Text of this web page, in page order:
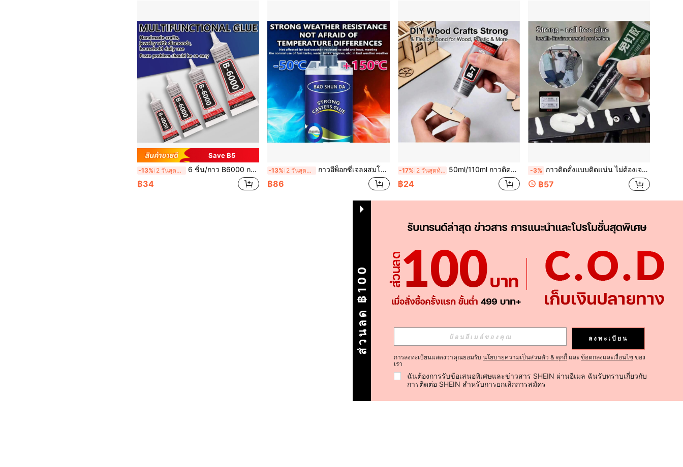
Save ฿5
-13% 2 วันสุดท้าย 6 ชิ้น/กาว B6000 กาวแห้งเร็ว ความแข็งแรงสูง มีพลังการยึดเกาะที่แข็งแรงมาก เหมาะสำหรับการซ่อมแซมและประกอบเคสโทรศัพท์ เลื่อม พลาสติก เซรามิก โลหะต่างๆ แก้ว และวัสดุอื่นๆ
฿34
-13% 2 วันสุดท้าย กาวอีพ็อกซี่เจลผสมโลหะความแข็งแรงสูง 90 กรัม - กันน้ำ ทนความร้อน ทนความเย็น เหมาะสำหรับโลหะหลายชนิด สามารถซ่อมแซมและยึดติดอย่างแข็งแรง - เหมาะสำหรับงานอุตสาหกรรม DIY และโครงการในบ้าน
฿86
-17% 2 วันสุดท้าย 50ml/110ml กาวติดแน่น - กาวอเนกประสงค์ที่มีประสิทธิภาพสูง สำหรับซ่อมแซมเซรามิก, พอร์ซเลน, โลหะ, พลาสติก, ไม้ และเฟอร์นิเจอร์ไม้; เหมาะสำหรับเจล, งานฝีมือ DIY, ผ้า, ซ่อมโทรศัพท์, เครื่องเขียนอัญมณีคริสตัล, ฤดูกลับโรงเรียน และอื่นๆ
฿24
-3% กาวติดตั้งแบบติดแน่น ไม่ต้องเจาะรู กาวไร้ตะปู กาวติดแน่น กาวซ่อมแซมทันที กาวก่อสร้างอเนกประสงค์ กาวที่มีความแข็งแรงสูง
฿57
รวม 1 หน้า
ส่วนลด ฿100 ลงทะเบียน
การลงทะเบียนแสดงว่าคุณยอมรับ นโยบายความเป็นส่วนตัว & คุกกี้ และ ข้อตกลงและเงื่อนไข ของ
เรา
ฉันต้องการรับข้อเสนอพิเศษและข่าวสาร SHEIN ผ่านอีเมล ฉันรับทราบเกี่ยวกับ
การติดต่อ SHEIN สำหรับการยกเลิกการสมัคร